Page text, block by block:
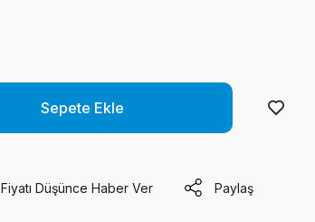
Sepete Ekle
Fiyatı Düşünce Haber Ver Paylaş